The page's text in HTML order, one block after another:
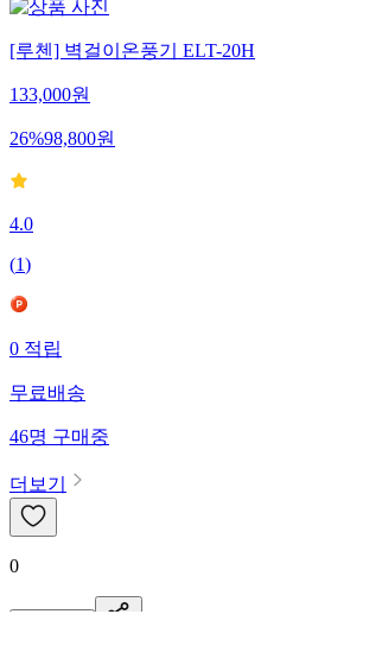
[루첸] 벽걸이온풍기 ELT-20H
133,000원
26%98,800원
4.0
(1)
0적립
무료배송
46명구매중
더보기